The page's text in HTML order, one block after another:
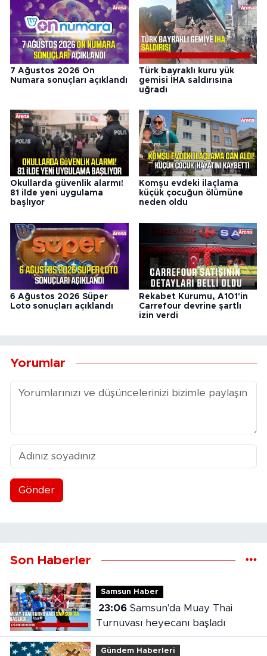
7 Ağustos 2026 On
Numara sonuçları açıklandı
Türk bayraklı kuru yük
gemisi İHA saldırısına
uğradı
Okullarda güvenlik alarmı!
81 ilde yeni uygulama
başlıyor
Komşu evdeki ilaçlama
küçük çocuğun ölümüne
neden oldu
6 Ağustos 2026 Süper
Loto sonuçları açıklandı
Rekabet Kurumu, A101'in
Carrefour devrine şartlı
izin verdi
Yorumlar
Gönder
Son Haberler
Samsun Haber
23:06Samsun'da Muay Thai
Turnuvası heyecanı başladı
Gündem Haberleri